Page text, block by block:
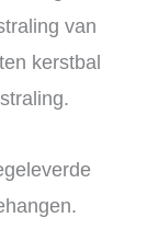
van
kerstbal